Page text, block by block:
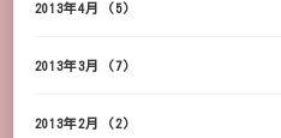
2013年4月 (5)
2013年3月 (7)
2013年2月 (2)